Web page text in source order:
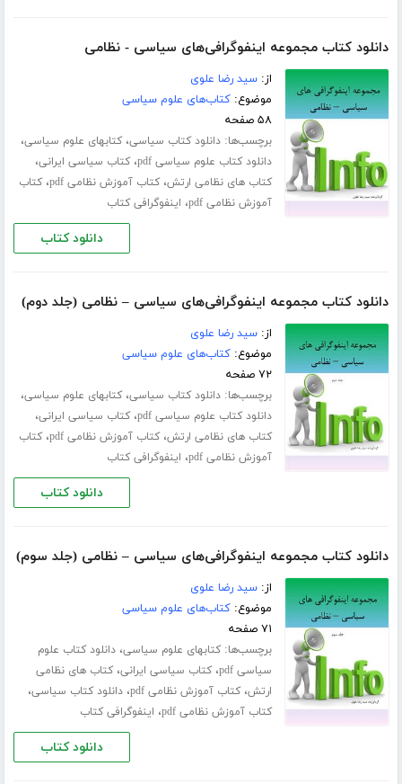
دانلود کتاب مجموعه اینفوگرافی‌های سیاسی - نظامی
از:سید رضا علوی
موضوع:کتاب‌های علوم سیاسی
۵۸ صفحه
برچسب‌ها:دانلود کتاب سیاسی،کتابهای علوم سیاسی،
دانلود کتاب علوم سیاسی pdf ،کتاب سیاسی ایرانی،
کتاب های نظامی ارتش،کتاب آموزش نظامی pdf ،کتاب
آموزش نظامی pdf
، اینفوگرافی کتاب
دانلود کتاب
دانلود کتاب مجموعه اینفوگرافی‌های سیاسی – نظامی (جلد دوم)
از:سید رضا علوی
موضوع:کتاب‌های علوم سیاسی
۷۲ صفحه
برچسب‌ها:دانلود کتاب سیاسی،کتابهای علوم سیاسی،
دانلود کتاب علوم سیاسی pdf ،کتاب سیاسی ایرانی،
کتاب های نظامی ارتش،کتاب آموزش نظامی pdf ،کتاب
آموزش نظامی pdf
، اینفوگرافی کتاب
دانلود کتاب
دانلود کتاب مجموعه اینفوگرافی‌های سیاسی – نظامی (جلد سوم)
از:سید رضا علوی
موضوع:کتاب‌های علوم سیاسی
۷۱ صفحه
برچسب‌ها:کتابهای علوم سیاسی،دانلود کتاب علوم
سیاسی pdf
،کتاب سیاسی ایرانی،کتاب های نظامی
ارتش،کتاب آموزش نظامی pdf ،دانلود کتاب سیاسی،
کتاب آموزش نظامی pdf ، اینفوگرافی کتاب
دانلود کتاب